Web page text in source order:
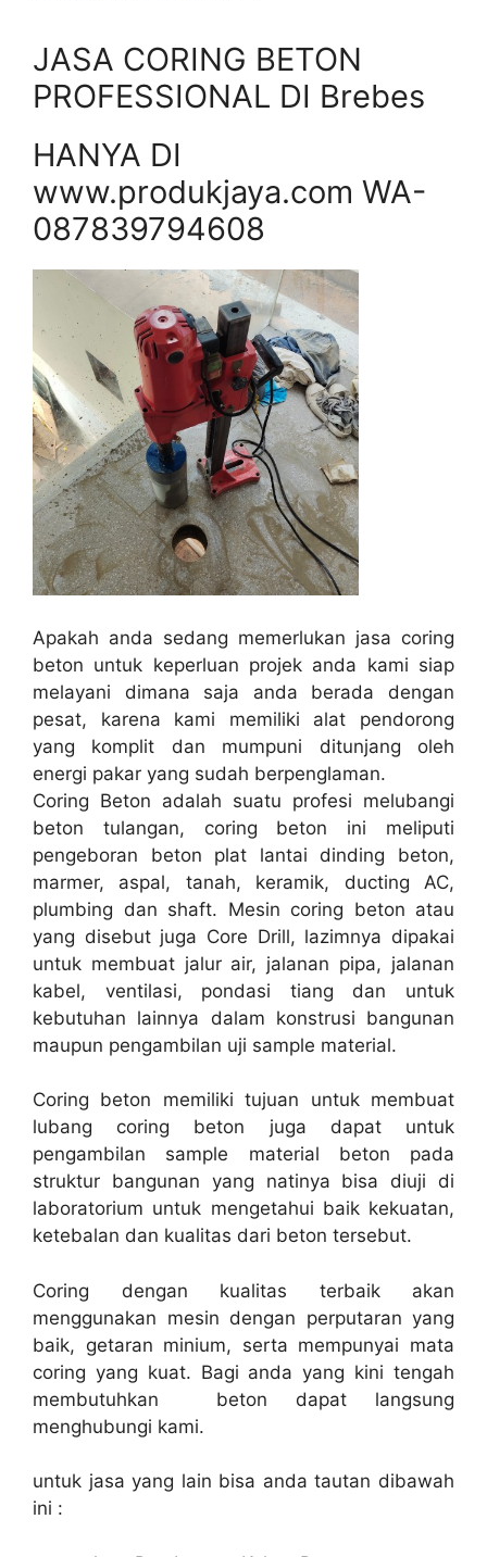
JASA CORING BETON
PROFESSIONAL DI Brebes
HANYA DI
www.produkjaya.com WA-
087839794608
Apakah anda sedang memerlukan jasa coring
beton untuk keperluan projek anda kami siap
melayani dimana saja anda berada dengan
pesat, karena kami memiliki alat pendorong
yang komplit dan mumpuni ditunjang oleh
energi pakar yang sudah berpenglaman.
Coring Beton adalah suatu profesi melubangi
beton tulangan, coring beton ini meliputi
pengeboran beton plat lantai dinding beton,
marmer, aspal, tanah, keramik, ducting AC,
plumbing dan shaft. Mesin coring beton atau
yang disebut juga Core Drill, lazimnya dipakai
untuk membuat jalur air, jalanan pipa, jalanan
kabel, ventilasi, pondasi tiang dan untuk
kebutuhan lainnya dalam konstrusi bangunan
maupun pengambilan uji sample material.
Coring beton memiliki tujuan untuk membuat
lubang coring beton juga dapat untuk
pengambilan sample material beton pada
struktur bangunan yang natinya bisa diuji di
laboratorium untuk mengetahui baik kekuatan,
ketebalan dan kualitas dari beton tersebut.
Coring dengan kualitas terbaik akan
menggunakan mesin dengan perputaran yang
baik, getaran minium, serta mempunyai mata
coring yang kuat. Bagi anda yang kini tengah
membutuhkan beton dapat langsung
menghubungi kami.
untuk jasa yang lain bisa anda tautan dibawah
ini :